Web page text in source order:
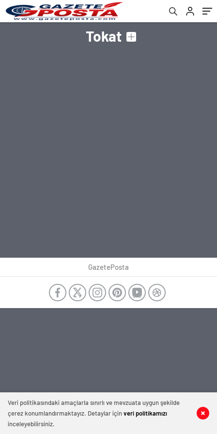
Tokat
GazetePosta
Veri politikasındaki amaçlarla sınırlı ve mevzuata uygun şekilde
çerez konumlandırmaktayız. Detaylar içinveri politikamızı
inceleyebilirsiniz.